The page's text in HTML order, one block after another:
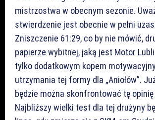
mistrzostwa w obecnym sezonie.
stwierdzenie jest obecnie w pełni
Zniszczenie 61:29, co by nie mówić,
papierze wybitnej, jaką jest Motor
tylko dodatkowym kopem
utrzymania tej formy dla „Aniołów”.
będzie można skonfrontować tę
Najbliższy wielki test dla tej drużyny